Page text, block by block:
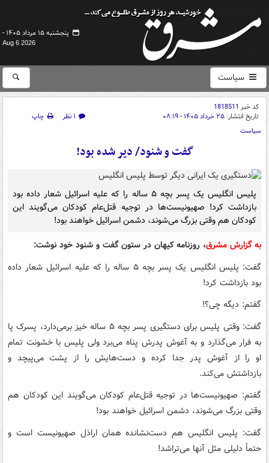
پنجشنبه ۱۵ مرداد ۱۴۰۵ -
Aug 6 2026
سیاست
کد خبر 1818511
تاریخ انتشار: ۲۵ خرداد ۱۴۰۵ - ۰۸:۱۹ ۱ نظر
چاپ
سیاست
گفت و شنود/ دیر شده بود!
پلیس انگلیس یک پسر بچه ۵ ساله را که علیه اسرائیل شعار داده بود
بازداشت کرد! صهیونیست‌ها در توجیه قتل‌عام کودکان می‌گویند این
کودکان هم وقتی بزرگ می‌شوند، دشمن اسرائیل خواهند بود!
به گزارش مشرق، روزنامه کیهان در ستون گفت و شنود خود نوشت:
گفت: پلیس انگلیس یک پسر بچه ۵ ساله را که علیه اسرائیل شعار داده
بود بازداشت کرد!
گفتم: دیگه چی؟!
گفت: وقتی پلیس برای دستگیری پسر بچه ۵ ساله خیز برمی‌دارد، پسرک پا
به فرار می‌گذارد و به آغوش پدرش پناه می‌برد ولی پلیس با خشونت تمام
او را از آغوش پدر جدا کرده و دست‌هایش را از پشت می‌پیچد و
بازداشتش می‌کند.
گفتم: صهیونیست‌ها در توجیه قتل‌عام کودکان می‌گویند این کودکان هم
وقتی بزرگ می‌شوند، دشمن اسرائیل خواهند بود!
گفت:‌ پلیس انگلیس هم دست‌نشانده همان اراذل صهیونیست است و
حتماً دلیلی مثل آنها می‌تراشد!